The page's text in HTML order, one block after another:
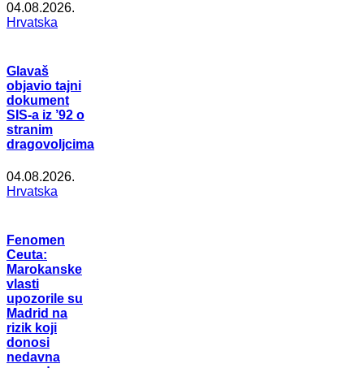
04.08.2026.
Hrvatska
Glavaš
objavio tajni
dokument
SIS-a iz ’92 o
stranim
dragovoljcima
04.08.2026.
Hrvatska
Fenomen
Ceuta:
Marokanske
vlasti
upozorile su
Madrid na
rizik koji
donosi
nedavna